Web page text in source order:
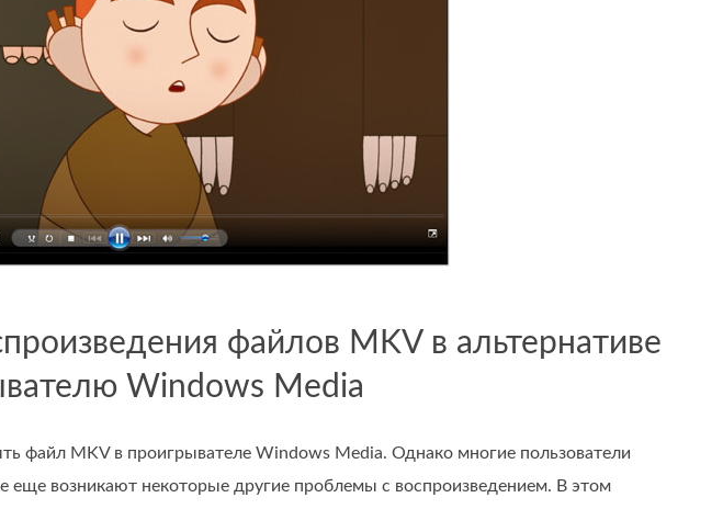
файлов MKV в альтернативе
Windows Media
файл MKV в проигрывателе Windows Media. Однако многие пользователи
еще возникают некоторые другие проблемы с воспроизведением. В этом